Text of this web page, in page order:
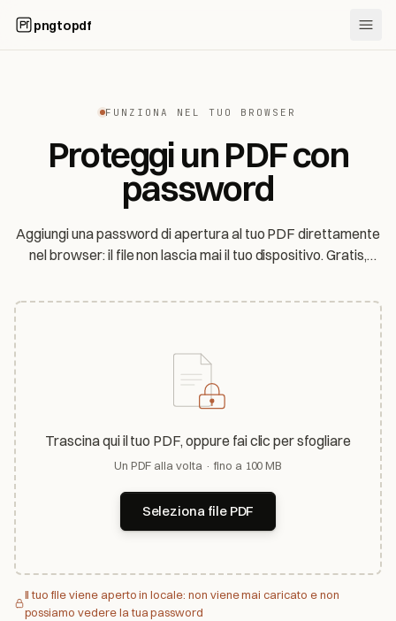
pngtopdf
FUNZIONA NEL TUO BROWSER
Proteggi un PDF con
password
Aggiungi una password di apertura al tuo PDF direttamente
nel browser: il file non lascia mai il tuo dispositivo. Gratis,
la protezione.
Trascina qui il tuo PDF, oppure fai clic per sfogliare
Un PDF alla volta · fino a 100 MB
Seleziona file PDF
Il tuo file viene aperto in locale: non viene mai caricato e non
possiamo vedere la tua password